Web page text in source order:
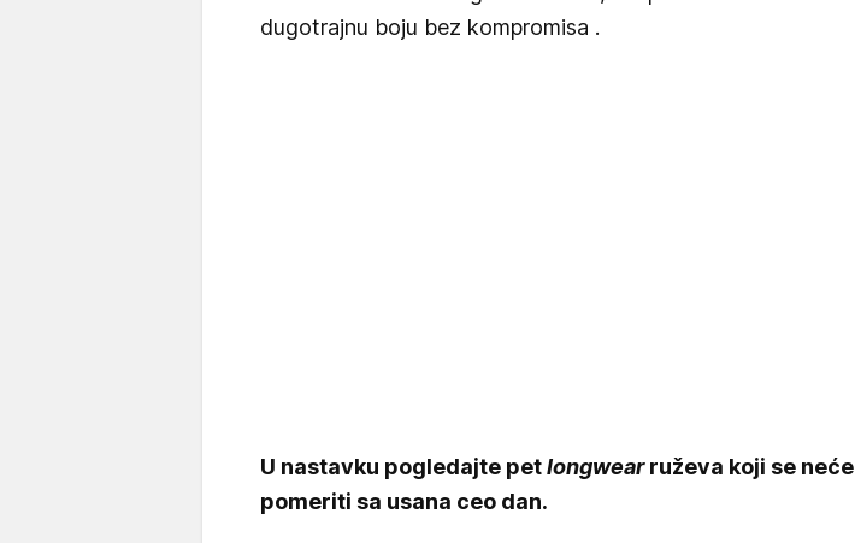
dugotrajnu boju bez kompromisa .
U nastavku pogledajte petlongwearruževa koji se neće
pomeriti sa usana ceo dan.